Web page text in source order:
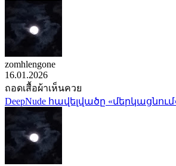
zomhlengone
16.01.2026
ถอดเสื้อผ้าเห็นควย
DeepNude հավելվածը